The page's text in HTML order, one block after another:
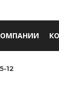
12